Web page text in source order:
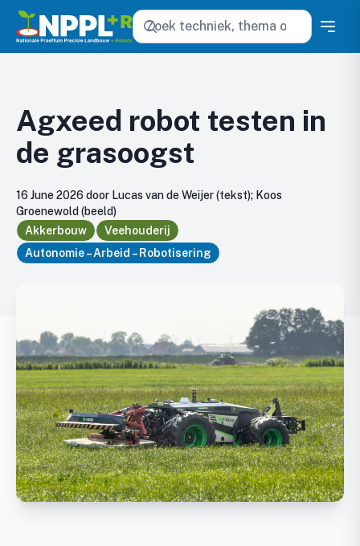
Zoeken
Agxeed robot testen in
de grasoogst
16 June 2026 door Lucas van de Weijer (tekst); Koos
Groenewold (beeld)
Akkerbouw
Veehouderij
Autonomie – Arbeid – Robotisering